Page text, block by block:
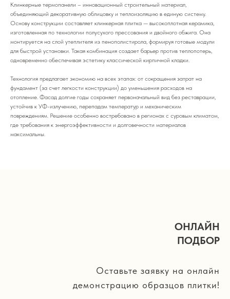
Клинкерные термопанели – инновационный строительный материал,
объединяющий декоративную облицовку и теплоизоляцию в единую систему.
Основу конструкции составляет клинкерная плитка — высокоплотная керамика,
изготовленная по технологии полусухого прессования и двойного обжига. Она
монтируется на слой утеплителя из пенополистирола, формируя готовые модули
для быстрой установки. Такая комбинация создает барьер против теплопотерь,
одновременно обеспечивая эстетику классической кирпичной кладки.
Технология предлагает экономию на всех этапах: от сокращения затрат на
фундамент (за счет легкости конструкции) до уменьшения расходов на
отопление. Фасад долгие годы сохраняет первоначальный вид без реставрации,
устойчив к УФ-излучению, перепадам температур и механическим
повреждениям. Решение особенно востребовано в регионах с суровым климатом,
где требования к энергоэффективности и долговечности материалов
максимальны.
ОНЛАЙН
ПОДБОР
Оставьте заявку на онлайн
демонстрацию образцов плитки!